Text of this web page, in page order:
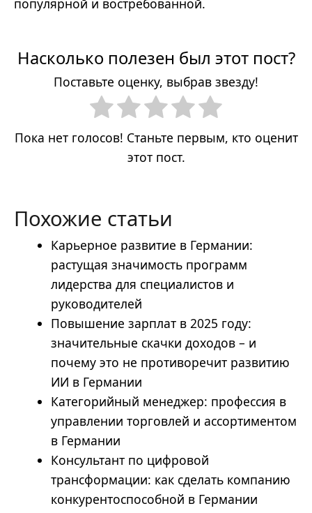
Насколько полезен был этот пост?
Поставьте оценку, выбрав звезду!
Пока нет голосов! Станьте первым, кто оценит
этот пост.
Похожие статьи
Карьерное развитие в Германии:
растущая значимость программ
лидерства для специалистов и
руководителей
Повышение зарплат в 2025 году:
значительные скачки доходов – и
почему это не противоречит развитию
ИИ в Германии
Категорийный менеджер: профессия в
управлении торговлей и ассортиментом
в Германии
Консультант по цифровой
трансформации: как сделать компанию
конкурентоспособной в Германии